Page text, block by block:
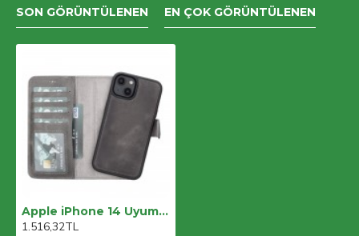
SON GÖRÜNTÜLENEN EN ÇOK GÖRÜNTÜLENEN
Apple iPhone 14 Uyumlu Deri Cüzdanlı Kılıf MWWN VS4EF Gri
1.516,32TL